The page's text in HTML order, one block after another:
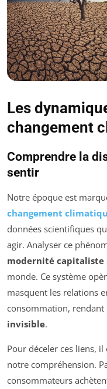
Les
changement
Comprendre la
sentir
Notre époque est
changement
données scientifiques
agir. Analyser ce
modernité capitaliste
monde. Ce système
masquent les relations
consommation, rendant
invisible.
Pour déceler ces liens,
notre compréhension.
consommateurs